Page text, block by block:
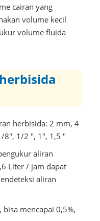
cairan yang
volume kecil
volume fluida
herbisida: 2 mm, 4
8", 1/2 ", 1", 1,5 "
aliran
Liter / jam dapat
aliran
mencapai 0,5%,